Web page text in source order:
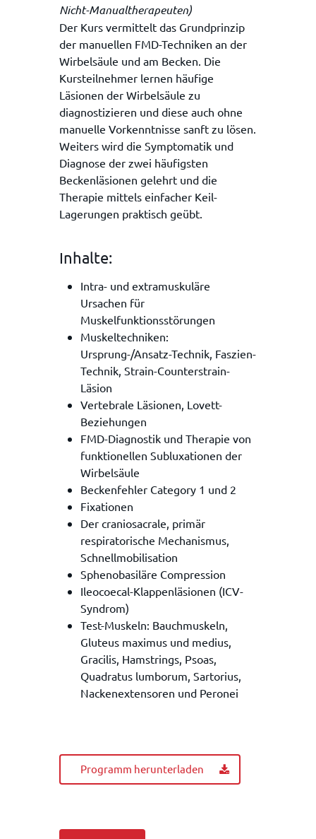
Nicht-Manualtherapeuten)
Der Kurs vermittelt das Grundprinzip
der manuellen FMD-Techniken an der
Wirbelsäule und am Becken. Die
Kursteilnehmer lernen häufige
Läsionen der Wirbelsäule zu
diagnostizieren und diese auch ohne
manuelle Vorkenntnisse sanft zu lösen.
Weiters wird die Symptomatik und
Diagnose der zwei häufigsten
Beckenläsionen gelehrt und die
Therapie mittels einfacher Keil-
Lagerungen praktisch geübt.
Inhalte:
Intra- und extramuskuläre
Ursachen für
Muskelfunktionsstörungen
Muskeltechniken:
Ursprung-/Ansatz-Technik, Faszien-
Technik, Strain-Counterstrain-
Läsion
Vertebrale Läsionen, Lovett-
Beziehungen
FMD-Diagnostik und Therapie von
funktionellen Subluxationen der
Wirbelsäule
Beckenfehler Category 1 und 2
Fixationen
Der craniosacrale, primär
respiratorische Mechanismus,
Schnellmobilisation
Sphenobasiläre Compression
Ileocoecal-Klappenläsionen (ICV-
Syndrom)
Test-Muskeln: Bauchmuskeln,
Gluteus maximus und medius,
Gracilis, Hamstrings, Psoas,
Quadratus lumborum, Sartorius,
Nackenextensoren und Peronei
Programm herunterladen